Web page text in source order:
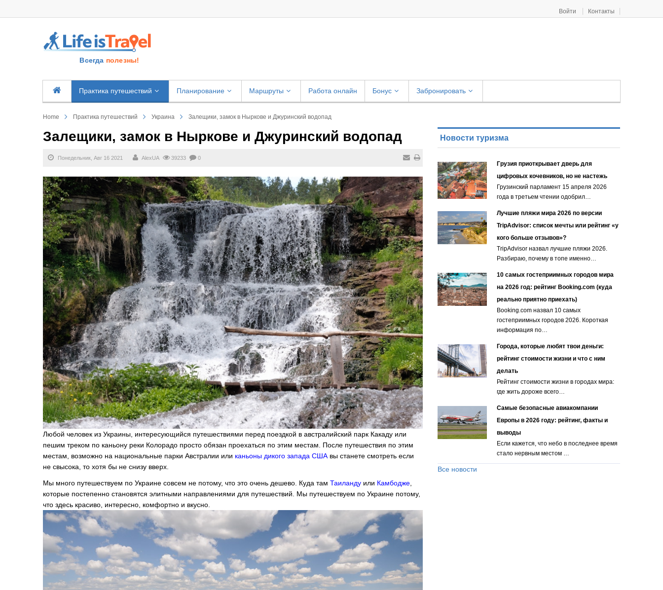
Войти Контакты
Всегда полезны!
Практика путешествий Планирование Маршруты Работа онлайн Бонус Забронировать
Home Практика путешествий Украина Залещики, замок в Ныркове и Джуринский водопад
Залещики, замок в Ныркове и Джуринский водопад
Понедельник, Авг 16 2021 AlexUA 39233 0
Любой человек из Украины, интересующийся путешествиями перед поездкой в австралийский парк Какаду или
пешим треком по каньону реки Колорадо просто обязан проехаться по этим местам. После путешествия по этим
местам, возможно на национальные парки Австралии или каньоны дикого запада США вы станете смотреть если
не свысока, то хотя бы не снизу вверх.
Мы много путешествуем по Украине совсем не потому, что это очень дешево. Куда там Таиланду или Камбодже
которые постепенно становятся элитными направлениями для путешествий. Мы путешествуем по Украине потому,
что здесь красиво, интересно, комфортно и вкусно.
Новости туризма
Грузия приоткрывает дверь для
цифровых кочевников, но не настежь
Грузинский парламент 15 апреля 2026
года в третьем чтении одобрил…
Лучшие пляжи мира 2026 по версии
TripAdvisor: список мечты или рейтинг «у
кого больше отзывов»?
TripAdvisor назвал лучшие пляжи 2026.
Разбираю, почему в топе именно…
10 самых гостеприимных городов мира
на 2026 год: рейтинг Booking.com (куда
реально приятно приехать)
Booking.com назвал 10 самых
гостеприимных городов 2026. Короткая
информация по…
Города, которые любят твои деньги:
рейтинг стоимости жизни и что с ним
делать
Рейтинг стоимости жизни в городах мира:
где жить дороже всего…
Самые безопасные авиакомпании
Европы в 2026 году: рейтинг, факты и
выводы
Если кажется, что небо в последнее время
стало нервным местом …
Все новости